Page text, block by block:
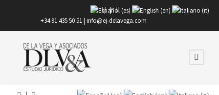
|
+34 91 435 50 51 | info@ej-delavega.com